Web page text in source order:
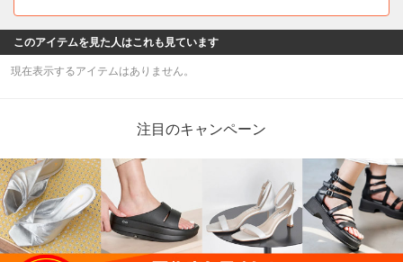
このアイテムを見た人はこれも見ています
現在表示するアイテムはありません。
注目のキャンペーン